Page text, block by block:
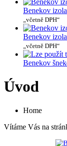
Benekov
„včetně DPH“
Benekov
„včetně DPH“
Benekov
Úvod
Home
Vítáme Vás na